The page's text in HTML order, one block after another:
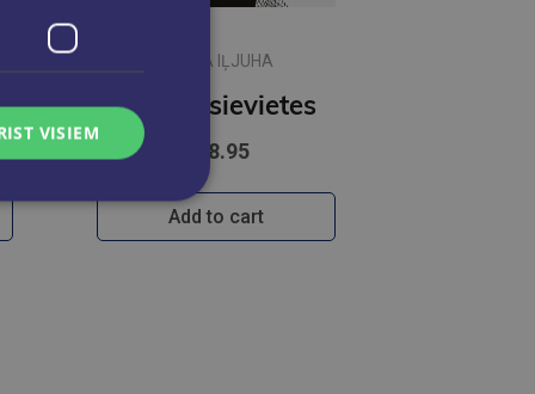
3. grāmata
JŪLIJA IĻJUHA
Manas sievietes
€18.95
Add to cart
VISIEM